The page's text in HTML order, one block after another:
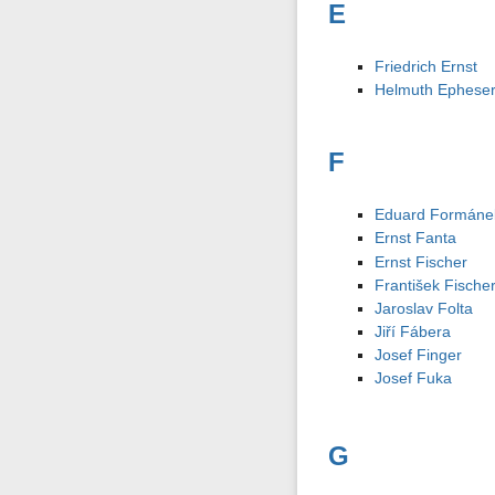
E
Friedrich Ernst
Helmuth
F
Eduard
Ernst Fanta
Ernst Fischer
František
Jaroslav Folta
Jiří Fábera
Josef Finger
Josef Fuka
G